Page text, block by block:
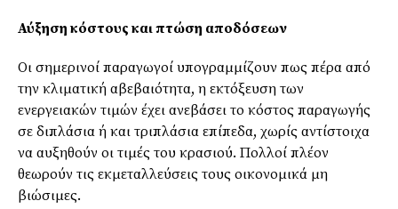
Αύξηση κόστους και πτώση αποδόσεων
Οι σημερινοί παραγωγοί υπογραμμίζουν πως πέρα από
την κλιματική αβεβαιότητα, η εκτόξευση των
ενεργειακών τιμών έχει ανεβάσει το κόστος παραγωγής
σε διπλάσια ή και τριπλάσια επίπεδα, χωρίς αντίστοιχα
να αυξηθούν οι τιμές του κρασιού. Πολλοί πλέον
θεωρούν τις εκμεταλλεύσεις τους οικονομικά μη
βιώσιμες.